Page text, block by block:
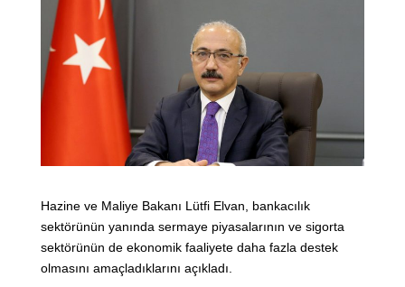
Hazine ve Maliye Bakanı Lütfi Elvan, bankacılık
sektörünün yanında sermaye piyasalarının ve sigorta
sektörünün de ekonomik faaliyete daha fazla destek
olmasını amaçladıklarını açıkladı.